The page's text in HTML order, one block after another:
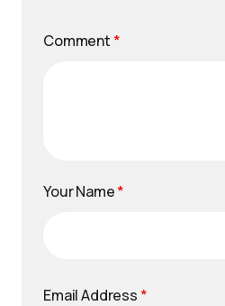
Comment *
Your Name*
Email Address *